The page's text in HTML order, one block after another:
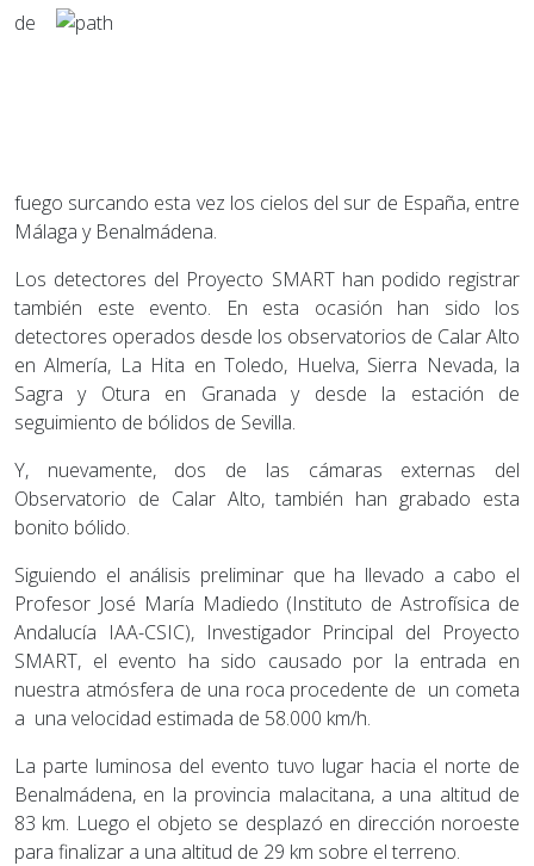
de
fuego surcando esta vez los cielos del sur de España, entre
Málaga y Benalmádena.
Los detectores del Proyecto SMART han podido registrar
también este evento. En esta ocasión han sido los
detectores operados desde los observatorios de Calar Alto
en Almería, La Hita en Toledo, Huelva, Sierra Nevada, la
Sagra y Otura en Granada y desde la estación de
seguimiento de bólidos de Sevilla.
Y, nuevamente, dos de las cámaras externas del
Observatorio de Calar Alto, también han grabado esta
bonito bólido.
Siguiendo el análisis preliminar que ha llevado a cabo el
Profesor José María Madiedo (Instituto de Astrofísica de
Andalucía IAA-CSIC), Investigador Principal del Proyecto
SMART, el evento ha sido causado por la entrada en
nuestra atmósfera de una roca procedente de un cometa
a una velocidad estimada de 58.000 km/h.
La parte luminosa del evento tuvo lugar hacia el norte de
Benalmádena, en la provincia malacitana, a una altitud de
83 km. Luego el objeto se desplazó en dirección noroeste
para finalizar a una altitud de 29 km sobre el terreno.